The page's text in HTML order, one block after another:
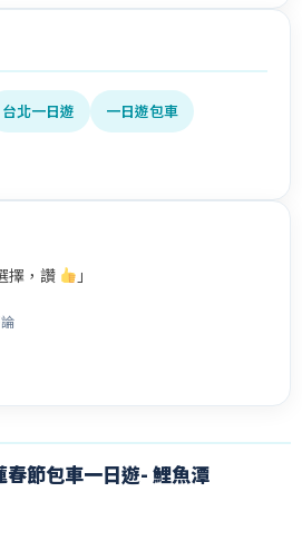
台北一日遊
一日遊包車
擇，讚 」
春節包車一日遊- 鯉魚潭